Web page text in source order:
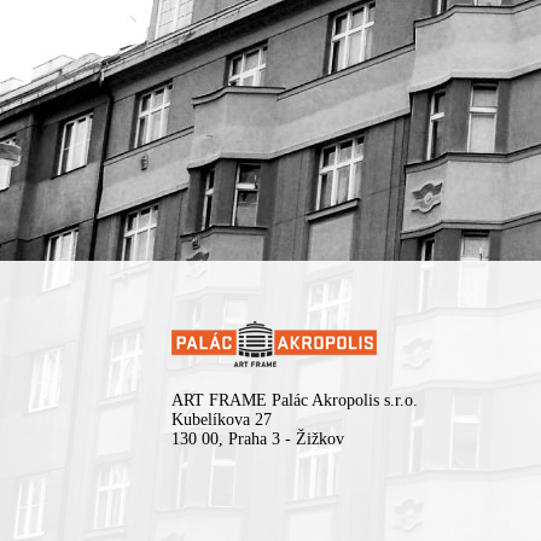
krajinu, v níž se propojují prvky elektroniky, jazzu a abstraktního
hopu. Jejich hudba pulzuje hlubokými, téměř junglovými rytmy,
se do snových atmosfér a plynule kombinuje temnější polohy
s euforickými melodickými plochami.
Po vystoupeních na prestižních festivalech, jako jeMontreux Jazz
Festival, se 505 chystají vydat své debutové album – pohlcující
nahrávku, která odráží jejich vášeň pro zvukový experiment a
otevřené vyprávění. Projekt stojí na ambici objevovat nové
horizonty prostřednictvím spolupráce s evropskými hudebníky
z různých prostředí a neustále obohacovat svůj zvuk o nové
Duo aktuálně představuje materiál z připravovaného alba společně
s trumpetistou
Fabiem Radermacherem
, dlouholetým
spolupracovníkem kapely.
Koncert je uspořádán za podpory Liveurope – první celoevropské
ART FRAME Palác Akropolis s.r.o.
Kubelíkova 27
130 00, Praha 3 - Žižkov